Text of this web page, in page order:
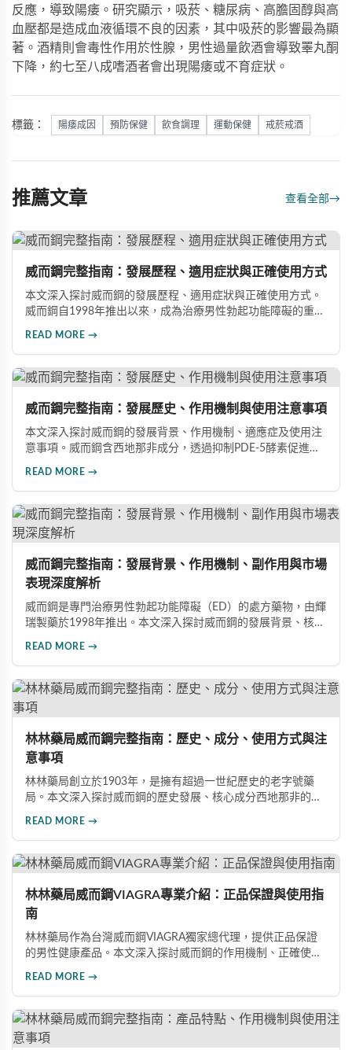
反應，導致陽痿。研究顯示，吸菸、糖尿病、高膽固醇與高
血壓都是造成血液循環不良的因素，其中吸菸的影響最為顯
著。酒精則會毒性作用於性腺，男性過量飲酒會導致睪丸酮
下降，約七至八成嗜酒者會出現陽痿或不育症狀。
標籤： 陽痿成因 預防保健 飲食調理 運動保健 戒菸戒酒
推薦文章 查看全部→
威而鋼完整指南：發展歷程、適用症狀與正確使用方式
本文深入探討威而鋼的發展歷程、適用症狀與正確使用方式。
威而鋼自1998年推出以來，成為治療男性勃起功能障礙的重要
READ MORE →
威而鋼完整指南：發展歷史、作用機制與使用注意事項
本文深入探討威而鋼的發展背景、作用機制、適應症及使用注
意事項。威而鋼含西地那非成分，透過抑制PDE-5酵素促進血
READ MORE →
威而鋼完整指南：發展背景、作用機制、副作用與市場
表現深度解析
威而鋼是專門治療男性勃起功能障礙（ED）的處方藥物，由輝
瑞製藥於1998年推出。本文深入探討威而鋼的發展背景、核心
READ MORE →
林林藥局威而鋼完整指南：歷史、成分、使用方式與注
意事項
林林藥局創立於1903年，是擁有超過一世紀歷史的老字號藥
局。本文深入探討威而鋼的歷史發展、核心成分西地那非的作
READ MORE →
林林藥局威而鋼VIAGRA專業介紹：正品保證與使用指
南
林林藥局作為台灣威而鋼VIAGRA獨家總代理，提供正品保證
的男性健康產品。本文深入探討威而鋼的作用機制、正確使用
READ MORE →